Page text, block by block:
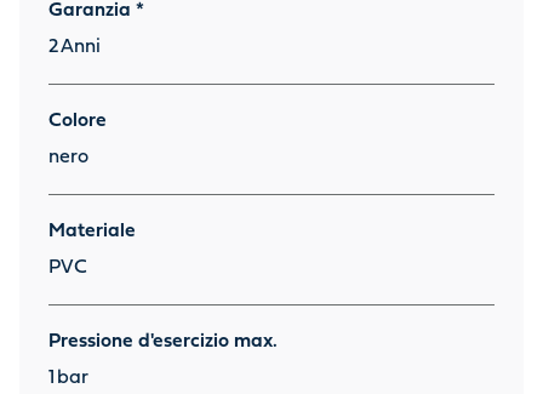
Garanzia *
2Anni
Colore
nero
Materiale
PVC
Pressione d'esercizio max.
1 bar